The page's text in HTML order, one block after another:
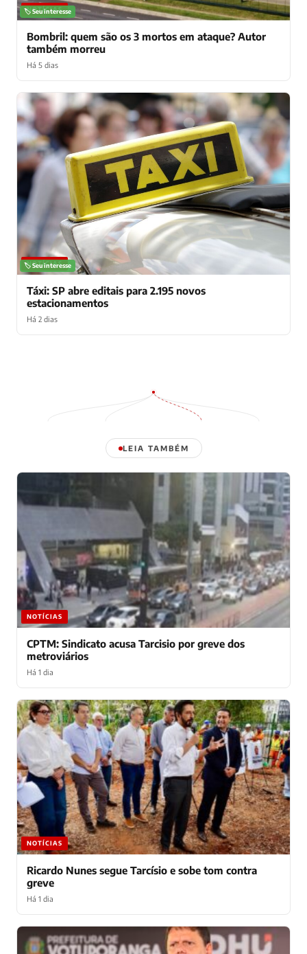
NOTÍCIAS
🏷️ Seu interesse
Bombril: quem são os 3 mortos em ataque? Autor
também morreu
Há 5 dias
NOTÍCIAS
🏷️ Seu interesse
Táxi: SP abre editais para 2.195 novos
estacionamentos
Há 2 dias
LEIA TAMBÉM
NOTÍCIAS
CPTM: Sindicato acusa Tarcisio por greve dos
metroviários
Há 1 dia
NOTÍCIAS
Ricardo Nunes segue Tarcísio e sobe tom contra
greve
Há 1 dia